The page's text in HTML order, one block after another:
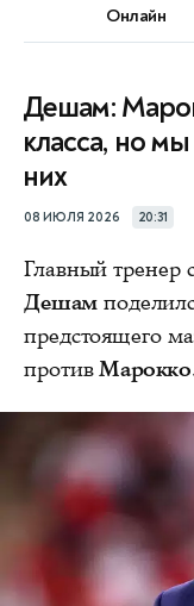
Онлайн
Дешам:
класса, но
них
08 ИЮЛЯ 2026 20:31
Главный тренер
Дешам
предстоящего
противМарокко